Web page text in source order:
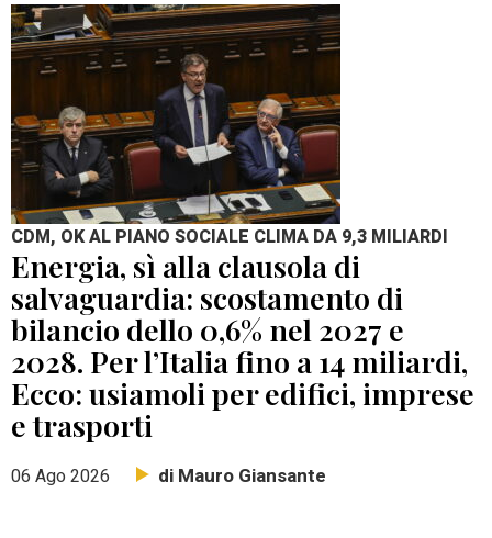
CDM, OK AL PIANO SOCIALE CLIMA DA 9,3 MILIARDI
Energia, sì alla clausola di
salvaguardia: scostamento di
bilancio dello 0,6% nel 2027 e
2028. Per l’Italia fino a 14 miliardi,
Ecco: usiamoli per edifici, imprese
e trasporti
06 Ago 2026 di Mauro Giansante